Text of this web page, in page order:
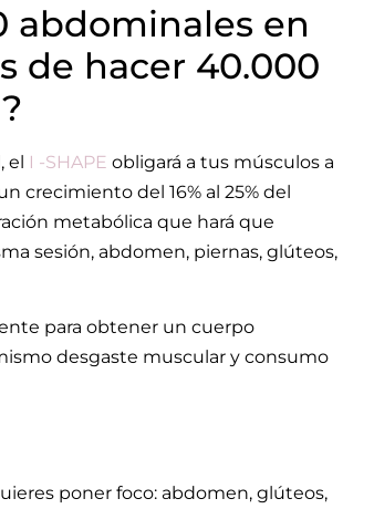
abdominales en
de hacer 40.000
el I -SHAPE obligará a tus músculos a
crecimiento del 16% al 25% del
metabólica que hará que
sesión, abdomen, piernas, glúteos,
para obtener un cuerpo
desgaste muscular y consumo
poner foco: abdomen, glúteos,